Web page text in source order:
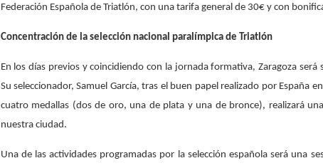
Federación Española de Triatlón, con una tarifa general de 30€ y con
Concentración de la selección nacional paralímpica de Triatlón
En los días previos y coincidiendo con la jornada formativa, Zaragoza
Su seleccionador, Samuel García, tras el buen papel realizado por España
cuatro medallas (dos de oro, una de plata y una de bronce), realizará
nuestra ciudad.
Una de las actividades programadas por la selección española será una